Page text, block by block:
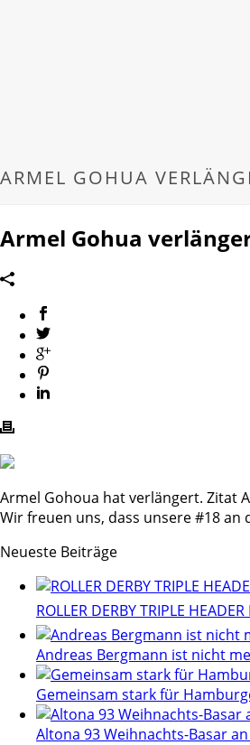
ARMEL GOHUA
Armel Gohua
Armel Gohoua hat verlängert. Zitat
Wir freuen uns, dass unsere #18 an
Neueste Beiträge
ROLLER DERBY TRIPLE
Andreas Bergmann ist nicht
Gemeinsam stark für
Altona 93 Weihnachts-Basar an